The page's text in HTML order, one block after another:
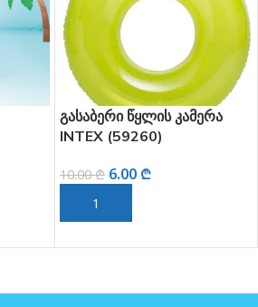
გასაბერი წყლის კამერა
INTEX (59260)
6.00₾
ᲙᲐᲚᲐᲗᲐᲨᲘ ᲓᲐᲛᲐᲢᲔᲑᲐ